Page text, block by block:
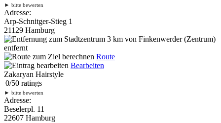
► bitte bewerten
Adresse:
Arp-Schnitger-Stieg 1
21129 Hamburg
3 km von Finkenwerder (Zentrum)
entfernt
Route
Bearbeiten
Zakaryan Hairstyle
0/50 ratings
► bitte bewerten
Adresse:
Beselerpl. 11
22607 Hamburg